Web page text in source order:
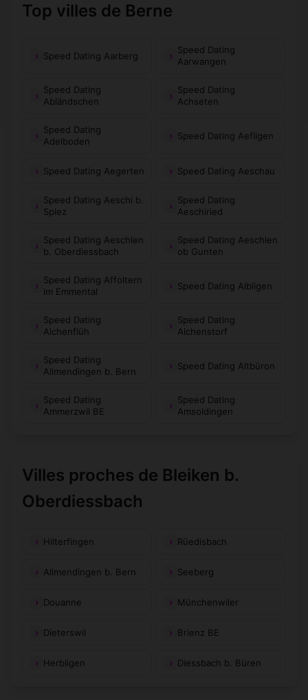
Top villes de Berne
Speed Dating Aarberg
Speed Dating
Aarwangen
Speed Dating
Abländschen
Speed Dating
Achseten
Speed Dating
Adelboden
Speed Dating Aefligen
Speed Dating Aegerten Speed Dating Aeschau
Speed Dating Aeschi b.
Spiez
Speed Dating
Aeschiried
Speed Dating Aeschlen
b. Oberdiessbach
Speed Dating Aeschlen
ob Gunten
Speed Dating Affoltern
im Emmental
Speed Dating Albligen
Speed Dating
Alchenflüh
Speed Dating
Alchenstorf
Speed Dating
Allmendingen b. Bern
Speed Dating Altbüron
Speed Dating
Ammerzwil BE
Speed Dating
Amsoldingen
Villes proches de Bleiken b.
Oberdiessbach
Hilterfingen Rüedisbach
Allmendingen b. Bern Seeberg
Douanne Münchenwiler
Dieterswil Brienz BE
Herbligen Diessbach b. Büren